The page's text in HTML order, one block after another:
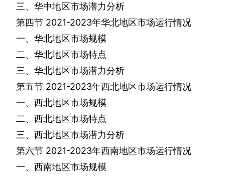
三、华中地区市场潜力分析
第四节 2021-2023年华北地区市场运行情况
一、华北地区市场规模
二、华北地区市场特点
三、华北地区市场潜力分析
第五节 2021-2023年西北地区市场运行情况
一、西北地区市场规模
二、西北地区市场特点
三、西北地区市场潜力分析
第六节 2021-2023年西南地区市场运行情况
一、西南地区市场规模